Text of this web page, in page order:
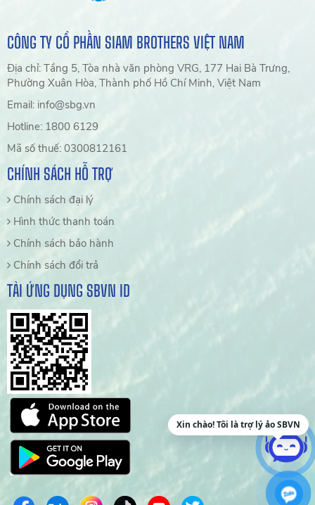
CÔNG TY CỔ PHẦN SIAM BROTHERS VIỆT NAM
Địa chỉ: Tầng 5, Tòa nhà văn phòng VRG, 177 Hai Bà Trưng,
Phường Xuân Hòa, Thành phố Hồ Chí Minh, Việt Nam
Email: info@sbg.vn
Hotline: 1800 6129
Mã số thuế: 0300812161
CHÍNH SÁCH HỖ TRỢ
Chính sách đại lý
Hình thức thanh toán
Chính sách bảo hành
Chính sách đổi trả
TẢI ỨNG DỤNG SBVN ID
Xin chào! Tôi là trợ lý ảo SBVN